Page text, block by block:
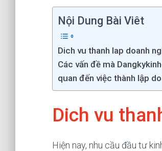
Nội Dung Bài Viêt
Dich vu thanh lap doanh
Các vấn đề mà
quan đến việc thành lập
Dich vu
Hiện nay, nhu cầu đầu tư